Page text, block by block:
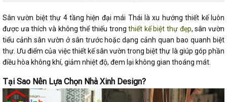
Sân vườn biệt thự 4 tầng hiện đại mái Thái là xu hướng thiết kế luôn
được ưa thích và không thể thiếu trongthiết kế biệt thự đẹp, sân vườn
tiểu cảnh sân vườn ở sân trước hoặc dạng cảnh quan bao quanh biệt
thự. Ưu điểm của việc thiết kế sân vườn trong biệt thự là giúp góp phần
điều hòa không khí, giảm nhiệt độ, đem lại không gian thoáng mát.
Tại Sao Nên Lựa Chọn Nhà Xinh Design?